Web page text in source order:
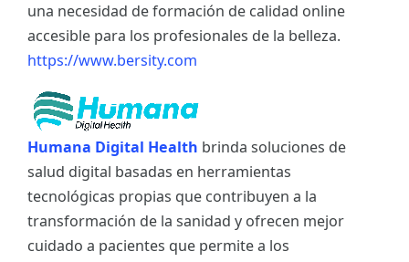
una necesidad de formación de calidad online
accesible para los profesionales de la belleza.
https://www.bersity.com
Humana Digital Health brinda soluciones de
salud digital basadas en herramientas
tecnológicas propias que contribuyen a la
transformación de la sanidad y ofrecen mejor
cuidado a pacientes que permite a los